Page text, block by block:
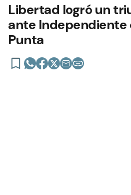
Libertad logró un
ante Independiente
Punta